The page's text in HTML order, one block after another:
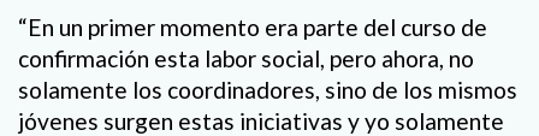
“En un primer momento era parte del curso de
confirmación esta labor social, pero ahora, no
solamente los coordinadores, sino de los mismos
jóvenes surgen estas iniciativas y yo solamente